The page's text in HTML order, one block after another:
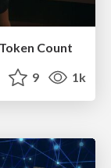
Count
9 1k